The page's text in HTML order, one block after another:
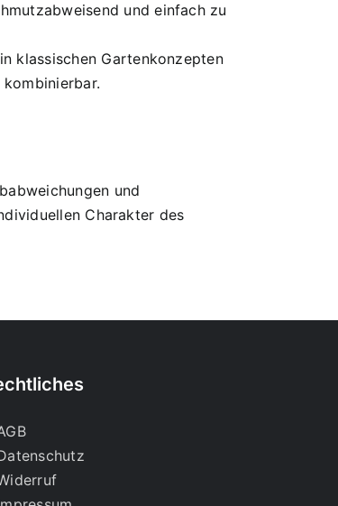
und einfach zu
klassischen Gartenkonzepten
und
Charakter des